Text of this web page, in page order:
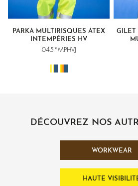
PARKA MULTIRISQUES ATEX
INTEMPÉRIES HV
045*MPHVJ
GILET
DÉCOUVREZ NOS
WORKWEAR
HAUTE